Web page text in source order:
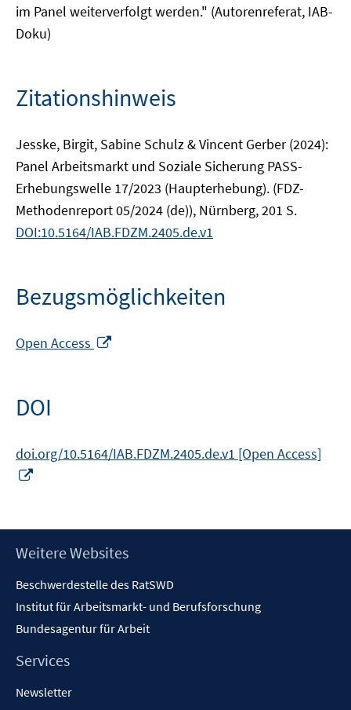
im Panel weiterverfolgt werden." (Autorenreferat, IAB-
Doku)
Zitationshinweis
Jesske, Birgit, Sabine Schulz & Vincent Gerber (2024):
Panel Arbeitsmarkt und Soziale Sicherung PASS-
Erhebungswelle 17/2023 (Haupterhebung). (FDZ-
Methodenreport 05/2024 (de)), Nürnberg, 201 S.
DOI:10.5164/IAB.FDZM.2405.de.v1
Bezugsmöglichkeiten
Open Access
DOI
doi.org/10.5164/IAB.FDZM.2405.de.v1 [Open Access]
öffnen
Footer
Weitere Websites
Beschwerdestelle des RatSWD
Institut für Arbeitsmarkt- und Berufsforschung
Bundesagentur für Arbeit
Services
Newsletter